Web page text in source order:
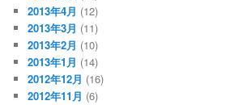
2013年4月 (12)
2013年3月 (11)
2013年2月 (10)
2013年1月 (14)
2012年12月 (16)
2012年11月 (6)